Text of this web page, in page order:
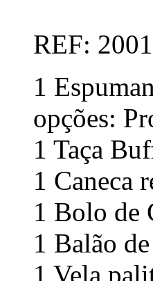
REF:
1
opções:
1 Taça
1 Caneca
1 Bolo de
1 Balão
1 Vela